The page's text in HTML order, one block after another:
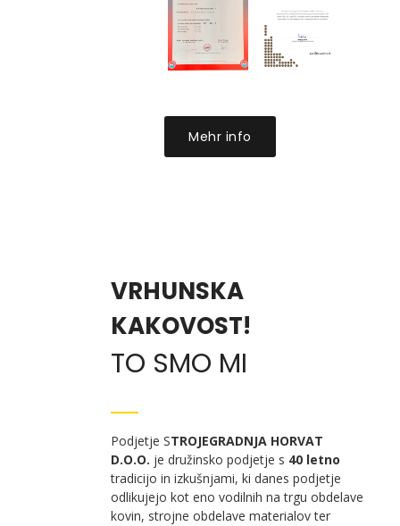
Mehr info
VRHUNSKA
KAKOVOST!
TO SMO MI
Podjetje STROJEGRADNJA HORVAT
D.O.O. je družinsko podjetje s 40 letno
tradicijo in izkušnjami, ki danes podjetje
odlikujejo kot eno vodilnih na trgu obdelave
kovin, strojne obdelave materialov ter